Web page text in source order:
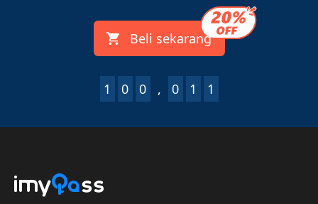
Beli sekarang
1 0 0 , 0 1 4